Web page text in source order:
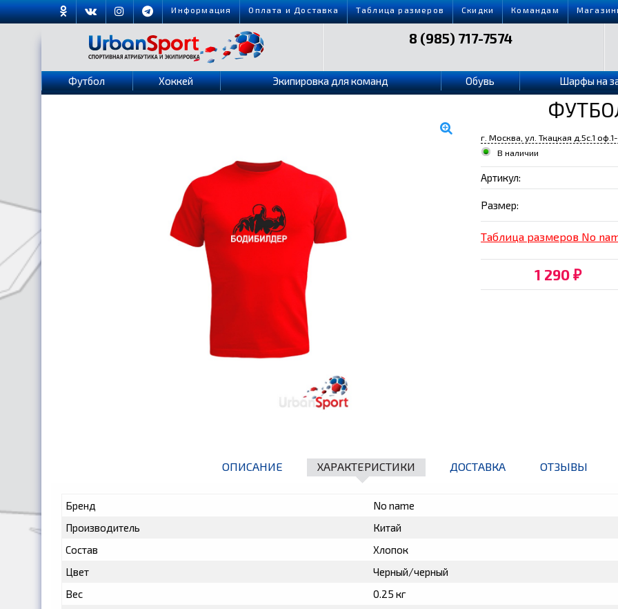
Информация Оплата и Доставка Таблица размеров Скидки Командам
8 (985) 717-7574
Футбол Хоккей Экипировка для команд Обувь Шарфы на
г. Москва, ул. Ткацкая д.5с.1
В наличии
Артикул:
Размер:
Таблица размеров No
1 290 ₽
ОПИСАНИЕ ХАРАКТЕРИСТИКИ ДОСТАВКА ОТЗЫВЫ
Бренд
No name
Производитель
Китай
Состав
Хлопок
Цвет
Черный/черный
Вес
0.25 кг